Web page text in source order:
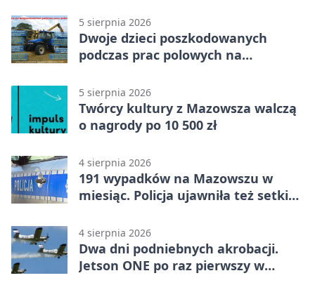
5 sierpnia 2026
Dwoje dzieci poszkodowanych
podczas prac polowych na
5 sierpnia 2026
Twórcy kultury z Mazowsza walczą
o nagrody po 10 500 zł
4 sierpnia 2026
191 wypadków na Mazowszu w
miesiąc. Policja ujawniła też setki
4 sierpnia 2026
Dwa dni podniebnych akrobacji.
Jetson ONE po raz pierwszy w